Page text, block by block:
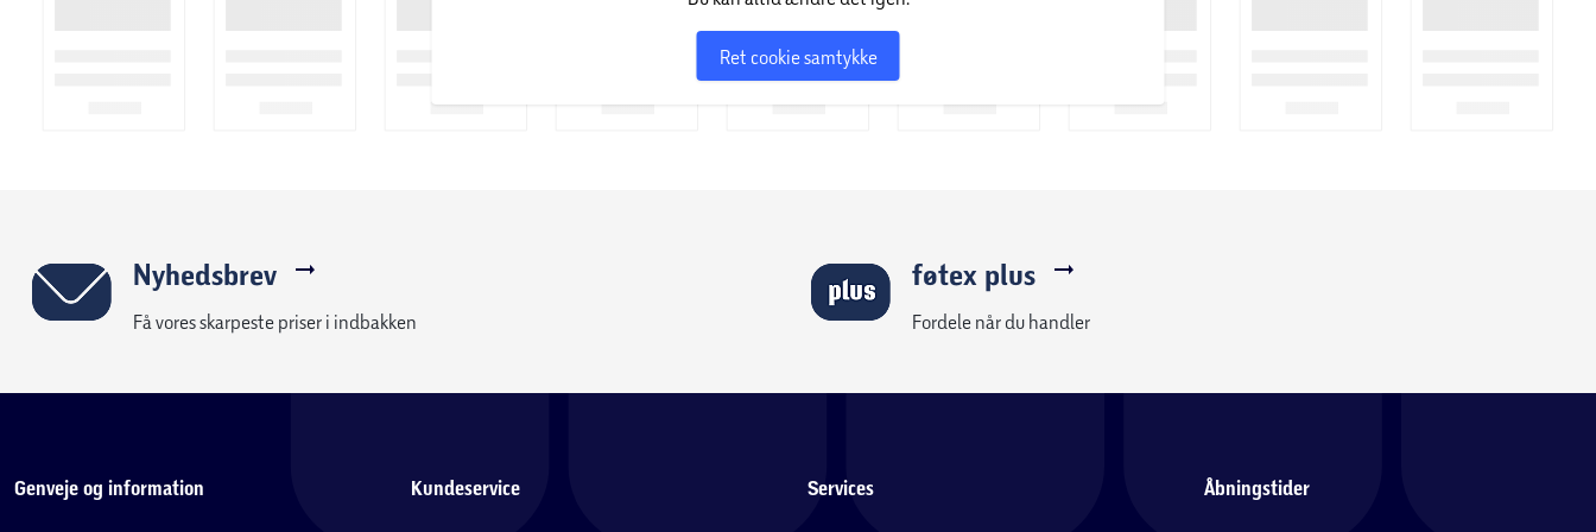
Ret cookie samtykke
Nyhedsbrev
Få vores skarpeste priser i indbakken
føtex plus
Fordele når du handler
Genveje og information Kundeservice Services Åbningstider